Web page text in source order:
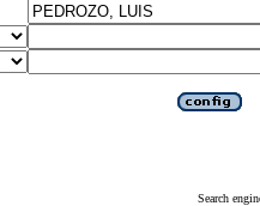
Search